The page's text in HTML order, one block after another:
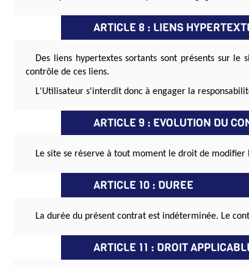
ARTICLE 8 : LIENS
Des liens hypertextes sortants sont présents sur
contrôle de ces liens.
L'Utilisateur s'interdit donc à engager la
ARTICLE 9 : EVOLUTION DU
Le site se réserve à tout moment le droit de modifier
ARTICLE 10 : DUREE
La durée du présent contrat est indéterminée. Le
ARTICLE 11 : DROIT